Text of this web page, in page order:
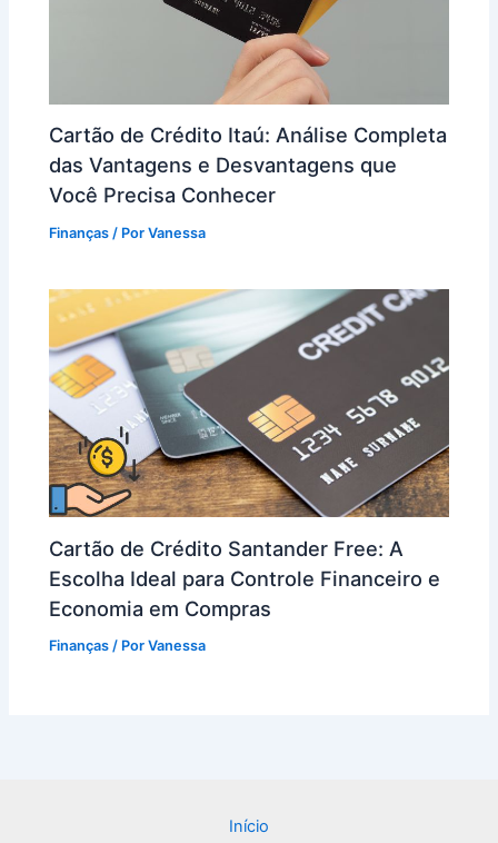
Cartão de Crédito Itaú: Análise Completa
das Vantagens e Desvantagens que
Você Precisa Conhecer
Finanças / PorVanessa
Cartão de Crédito Santander Free: A
Escolha Ideal para Controle Financeiro e
Economia em Compras
Finanças / PorVanessa
Início